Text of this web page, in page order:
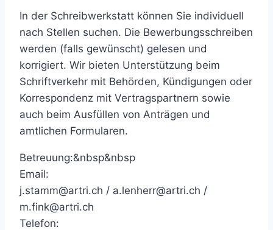
In der Schreibwerkstatt können Sie individuell
nach Stellen suchen. Die Bewerbungsschreiben
werden (falls gewünscht) gelesen und
korrigiert. Wir bieten Unterstützung beim
Schriftverkehr mit Behörden, Kündigungen oder
Korrespondenz mit Vertragspartnern sowie
auch beim Ausfüllen von Anträgen und
amtlichen Formularen.
Betreuung:&nbsp&nbsp
Email:
j.stamm@artri.ch / a.lenherr@artri.ch /
m.fink@artri.ch
Telefon: